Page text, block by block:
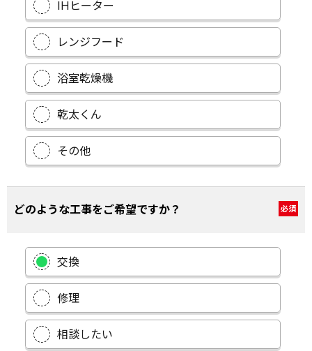
IHヒーター
レンジフード
浴室乾燥機
乾太くん
その他
どのような工事をご希望ですか？ 必須
交換
修理
相談したい